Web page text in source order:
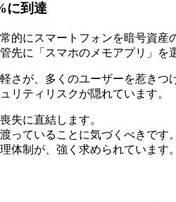
に到達
的にスマートフォンを暗号資産
先に「スマホのメモアプリ」を
さが、多くのユーザーを惹きつ
リティリスクが隠れています。
失に直結します。
っていることに気づくべきです。
体制が、強く求められています。